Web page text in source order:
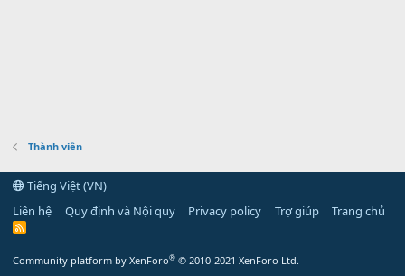
Thành viên
Tiếng Việt (VN)
Liên hệ
Quy định và Nội quy Privacy policy Trợ giúp Trang chủ
R
Community platform by XenForo® © 2010-2021 XenForo Ltd.